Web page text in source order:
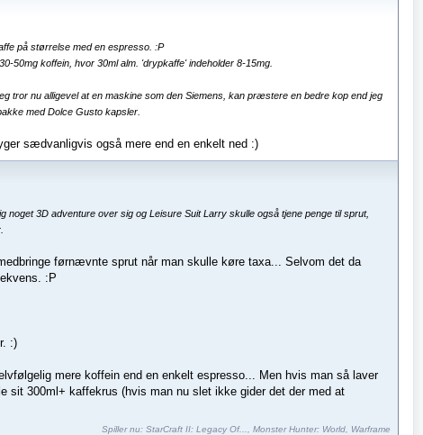
på størrelse med en espresso. :P
50mg koffein, hvor 30ml alm. 'drypkaffe' indeholder 8-15mg.
tror nu alligevel at en maskine som den Siemens, kan præstere en bedre kop end jeg
med Dolce Gusto kapsler.
sædvanligvis også mere end en enkelt ned :)
noget 3D adventure over sig og Leisure Suit Larry skulle også tjene penge til sprut,
førnævnte sprut når man skulle køre taxa... Selvom det da
:P
:)
mere koffein end en enkelt espresso... Men hvis man så laver
sit 300ml+ kaffekrus (hvis man nu slet ikke gider det der med at
Spiller nu: StarCraft II: Legacy Of... Monster Hunter: World Warframe